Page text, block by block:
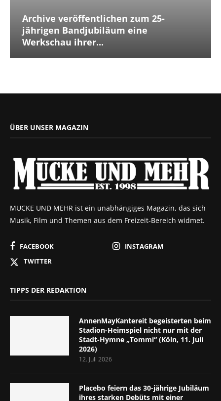
Archive veröffentlichen zum 25-
jährigen Bandjubiläum eine
Werkschau ihrer...
ÜBER UNSER MAGAZIN
MUCKE UND MEHR ist ein unabhängiges Magazin, das sich
Musik, Film und Themen aus dem Freizeit-Bereich widmet.
FACEBOOK
INSTAGRAM
TWITTER
TIPPS DER REDAKTION
AnnenMayKantereit begeisterten beim
Stadion-Heimspiel nicht nur mit der
Stadt-Hymne „Tommi“ (Köln, 11. Juli
2026)
12. Juli 2026
Placebo feiern das 30-jährige Jubiläum
ihres starken Debüts mit einer